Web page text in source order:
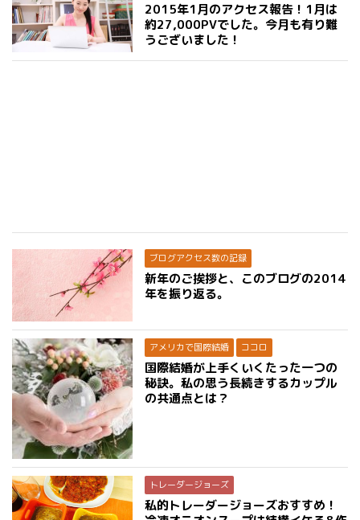
2015年1月のアクセス報告！1月は
約27,000PVでした。今月も有り難
うございました！
ブログアクセス数の記録
新年のご挨拶と、このブログの2014
年を振り返る。
アメリカで国際結婚 ココロ
国際結婚が上手くいくたった一つの
秘訣。私の思う長続きするカップル
の共通点とは？
トレーダージョーズ
私的トレーダージョーズおすすめ！